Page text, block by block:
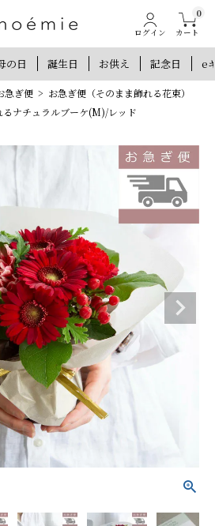
ログイン
0
カート
の日 誕生日 お供え 記念日 e
急ぎ便
お急ぎ便（そのまま飾れる花束）
るナチュラルブーケ(M)/レッド
録で300ポイントプレゼント
得な特典がいっぱい！
ログイン